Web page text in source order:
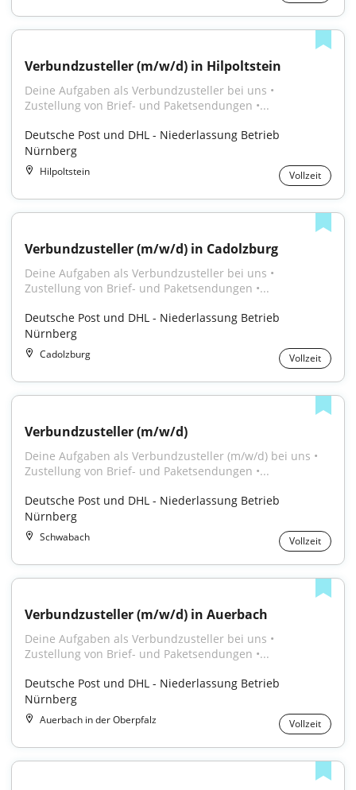
Verbundzusteller (m/w/d) in Hilpoltstein
Deine Aufgaben als Verbundzusteller bei uns •
Zustellung von Brief- und Paketsendungen •...
Deutsche Post und DHL - Niederlassung Betrieb
Nürnberg
Hilpoltstein Vollzeit
Verbundzusteller (m/w/d) in Cadolzburg
Deine Aufgaben als Verbundzusteller bei uns •
Zustellung von Brief- und Paketsendungen •...
Deutsche Post und DHL - Niederlassung Betrieb
Nürnberg
Cadolzburg Vollzeit
Verbundzusteller (m/w/d)
Deine Aufgaben als Verbundzusteller (m/w/d) bei uns •
Zustellung von Brief- und Paketsendungen •...
Deutsche Post und DHL - Niederlassung Betrieb
Nürnberg
Schwabach Vollzeit
Verbundzusteller (m/w/d) in Auerbach
Deine Aufgaben als Verbundzusteller bei uns •
Zustellung von Brief- und Paketsendungen •...
Deutsche Post und DHL - Niederlassung Betrieb
Nürnberg
Auerbach in der Oberpfalz Vollzeit